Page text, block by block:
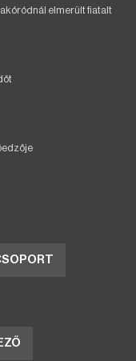
elmerült fiatalt